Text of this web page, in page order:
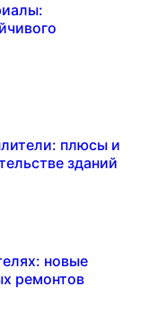
плюсы и
зданий
новые
ремонтов